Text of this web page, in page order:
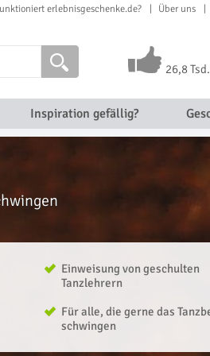
erlebnisgeschenke.de? Über uns
26,8 Tsd.
Inspiration gefällig?
Einweisung von geschulten
Tanzlehrern
Für alle, die gerne das
schwingen